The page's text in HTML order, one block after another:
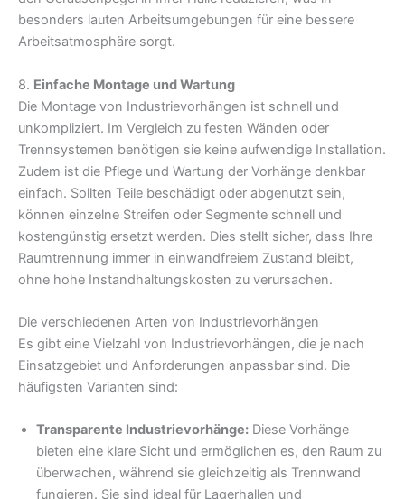
besonders lauten Arbeitsumgebungen für eine bessere
Arbeitsatmosphäre sorgt.
8. Einfache Montage und Wartung
Die Montage von Industrievorhängen ist schnell und
unkompliziert. Im Vergleich zu festen Wänden oder
Trennsystemen benötigen sie keine aufwendige Installation.
Zudem ist die Pflege und Wartung der Vorhänge denkbar
einfach. Sollten Teile beschädigt oder abgenutzt sein,
können einzelne Streifen oder Segmente schnell und
kostengünstig ersetzt werden. Dies stellt sicher, dass Ihre
Raumtrennung immer in einwandfreiem Zustand bleibt,
ohne hohe Instandhaltungskosten zu verursachen.
Die verschiedenen Arten von Industrievorhängen
Es gibt eine Vielzahl von Industrievorhängen, die je nach
Einsatzgebiet und Anforderungen anpassbar sind. Die
häufigsten Varianten sind:
Transparente Industrievorhänge: Diese Vorhänge
bieten eine klare Sicht und ermöglichen es, den Raum zu
überwachen, während sie gleichzeitig als Trennwand
fungieren. Sie sind ideal für Lagerhallen und